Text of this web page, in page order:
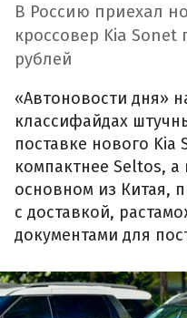
В Россию приехал
кроссовер Kia Sonet
рублей
«Автоновости дня»
классифайдах
поставке нового Kia
компактнее Seltos, а
основном из Китая,
с доставкой,
документами для